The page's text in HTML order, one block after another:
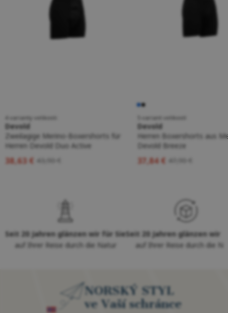
4 varianty velikosti
Devold
Zweilagige Merino-Boxershorts für
Herren Devold Duo Active
38,63 € 43,90 €
5 variant velikostí
Devold
Herren Boxershorts aus
Devold Breeze
37,84 € 47,90 €
Seit 20 Jahren glänzen wir für Sie
auf Ihrer Reise durch die Natur
Seit 20 Jahren glänzen wir
auf Ihrer Reise durch die
NORSKÝ STYL
ve Vaší schránce